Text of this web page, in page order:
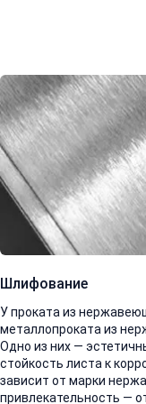
Шлифование
У проката из
металлопроката из
Одно из них —
стойкость листа к
зависит от марки
привлекательность —